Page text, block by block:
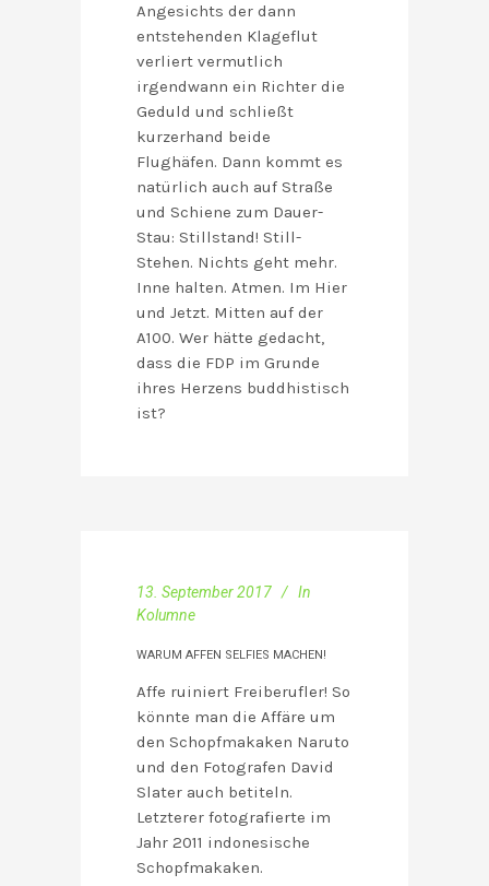
Angesichts der dann
entstehenden Klageflut
verliert vermutlich
irgendwann ein Richter die
Geduld und schließt
kurzerhand beide
Flughäfen. Dann kommt es
natürlich auch auf Straße
und Schiene zum Dauer-
Stau: Stillstand! Still-
Stehen. Nichts geht mehr.
Inne halten. Atmen. Im Hier
und Jetzt. Mitten auf der
A100. Wer hätte gedacht,
dass die FDP im Grunde
ihres Herzens buddhistisch
ist?
13. September 2017
In
Kolumne
WARUM AFFEN SELFIES MACHEN!
Affe ruiniert Freiberufler! So
könnte man die Affäre um
den Schopfmakaken Naruto
und den Fotografen David
Slater auch betiteln.
Letzterer fotografierte im
Jahr 2011 indonesische
Schopfmakaken.